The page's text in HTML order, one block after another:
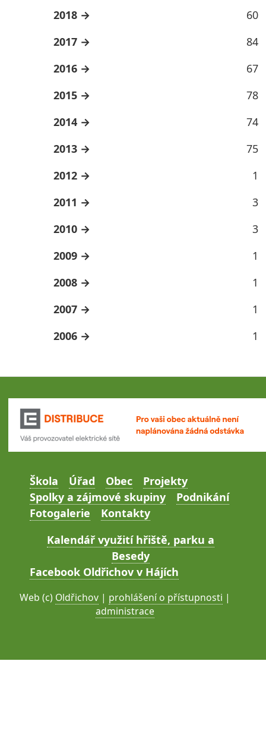
2018
60
2017
84
2016
67
2015
78
2014
74
2013
75
2012
1
2011
3
2010
3
2009
1
2008
1
2007
1
2006
1
Škola Úřad Obec
Projekty
Spolky a zájmové skupiny
Podnikání
Fotogalerie
Kontakty
Kalendář využití hřiště, parku a
Besedy
Facebook Oldřichov v Hájích
Web (c) Oldřichov | prohlášení o přístupnosti |
administrace